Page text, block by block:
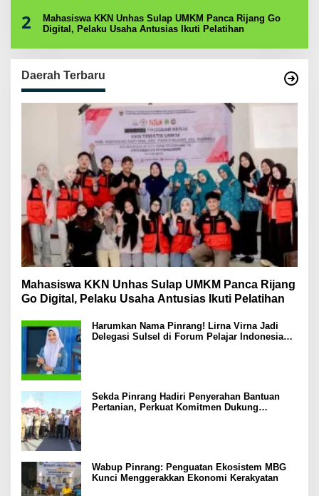
2
Mahasiswa KKN Unhas Sulap UMKM Panca Rijang Go
Digital, Pelaku Usaha Antusias Ikuti Pelatihan
Daerah Terbaru
Mahasiswa KKN Unhas Sulap UMKM Panca Rijang
Go Digital, Pelaku Usaha Antusias Ikuti Pelatihan
Harumkan Nama Pinrang! Lirna Virna Jadi
Delegasi Sulsel di Forum Pelajar Indonesia
Sekda Pinrang Hadiri Penyerahan Bantuan
Pertanian, Perkuat Komitmen Dukung
Wabup Pinrang: Penguatan Ekosistem MBG
Kunci Menggerakkan Ekonomi Kerakyatan